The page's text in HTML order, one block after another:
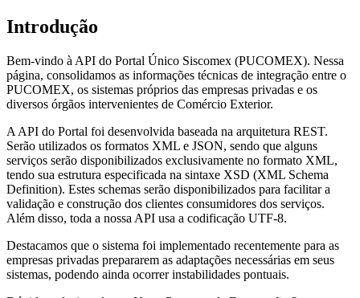
Introdução
Bem-vindo à API do Portal Único Siscomex (PUCOMEX). Nessa
página, consolidamos as informações técnicas de integração entre o
PUCOMEX, os sistemas próprios das empresas privadas e os
diversos órgãos intervenientes de Comércio Exterior.
A API do Portal foi desenvolvida baseada na arquitetura REST.
Serão utilizados os formatos XML e JSON, sendo que alguns
serviços serão disponibilizados exclusivamente no formato XML,
tendo sua estrutura especificada na sintaxe XSD (XML Schema
Definition). Estes schemas serão disponibilizados para facilitar a
validação e construção dos clientes consumidores dos serviços.
Além disso, toda a nossa API usa a codificação UTF-8.
Destacamos que o sistema foi implementado recentemente para as
empresas privadas prepararem as adaptações necessárias em seus
sistemas, podendo ainda ocorrer instabilidades pontuais.